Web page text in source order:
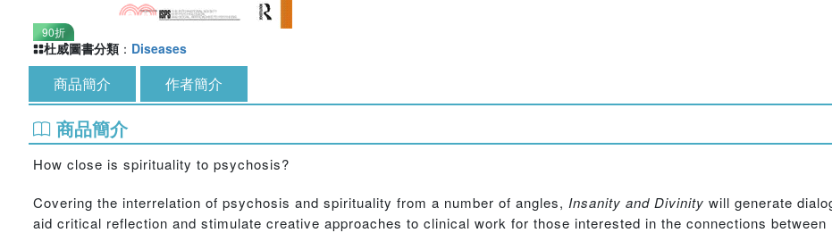
90折
杜威圖書分類 ： Diseases
商品簡介 作者簡介
商品簡介
How close is spirituality to psychosis?
Covering the interrelation of psychosis and spirituality from a number of angles, Insanity and Divinity will generate
aid critical reflection and stimulate creative approaches to clinical work for those interested in the connections between